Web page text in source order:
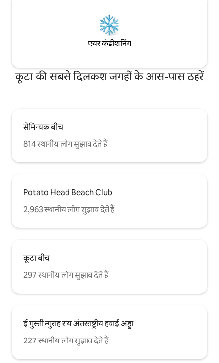
एयर कंडीशनिंग
कूटा की सबसे दिलकश जगहों के आस-पास ठहरें
सेमिन्यक बीच
814 स्थानीय लोग सुझाव देते हैं
Potato Head Beach Club
2,963 स्थानीय लोग सुझाव देते हैं
कूटा बीच
297 स्थानीय लोग सुझाव देते हैं
ई गुस्ती न्गुराह राय अंतरराष्ट्रीय हवाई अड्डा
227 स्थानीय लोग सुझाव देते हैं